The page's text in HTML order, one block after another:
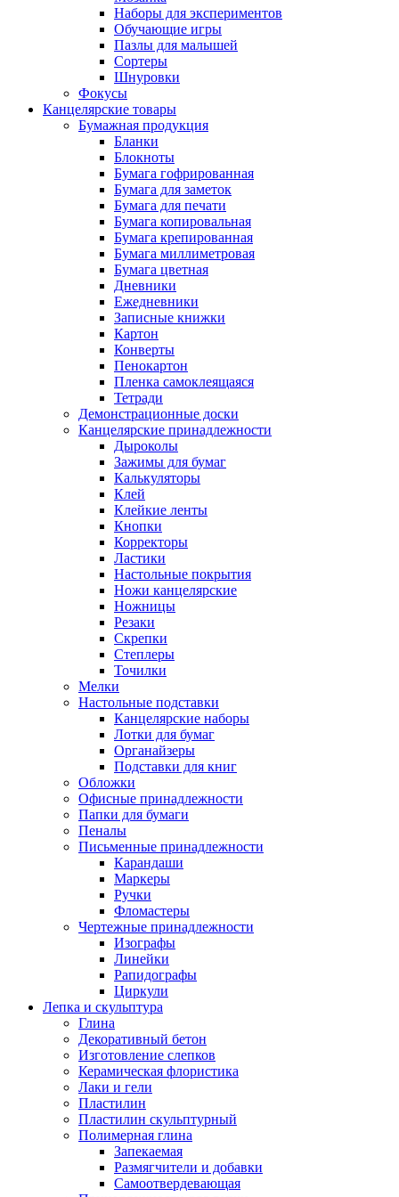
Наборы для экспериментов
Обучающие игры
Пазлы для малышей
Сортеры
Шнуровки
Фокусы
Канцелярские товары
Бумажная продукция
Бланки
Блокноты
Бумага гофрированная
Бумага для заметок
Бумага для печати
Бумага копировальная
Бумага крепированная
Бумага миллиметровая
Бумага цветная
Дневники
Ежедневники
Записные книжки
Картон
Конверты
Пенокартон
Пленка самоклеящаяся
Тетради
Демонстрационные доски
Канцелярские принадлежности
Дыроколы
Зажимы для бумаг
Калькуляторы
Клей
Клейкие ленты
Кнопки
Корректоры
Ластики
Настольные покрытия
Ножи канцелярские
Ножницы
Резаки
Скрепки
Степлеры
Точилки
Мелки
Настольные подставки
Канцелярские наборы
Лотки для бумаг
Органайзеры
Подставки для книг
Обложки
Офисные принадлежности
Папки для бумаги
Пеналы
Письменные принадлежности
Карандаши
Маркеры
Ручки
Фломастеры
Чертежные принадлежности
Изографы
Линейки
Рапидографы
Циркули
Лепка и скульптура
Глина
Декоративный бетон
Изготовление слепков
Керамическая флористика
Лаки и гели
Пластилин
Пластилин скульптурный
Полимерная глина
Запекаемая
Размягчители и добавки
Самоотвердевающая